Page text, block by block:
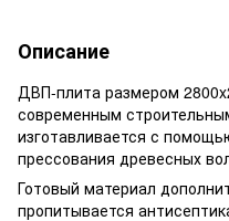
Описание
ДВП-плита размером
современным
изготавливается с
прессования древесных
Готовый материал
пропитывается